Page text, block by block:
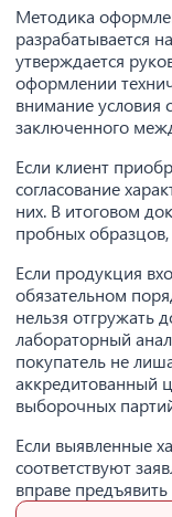
Методика
разрабатывается
утверждается
оформлении
внимание условия
заключенного
Если клиент
согласование
них. В итоговом
пробных
Если продукция
обязательном
нельзя отгружать
лабораторный
покупатель не
аккредитованный
выборочных
Если выявленные
соответствуют
вправе